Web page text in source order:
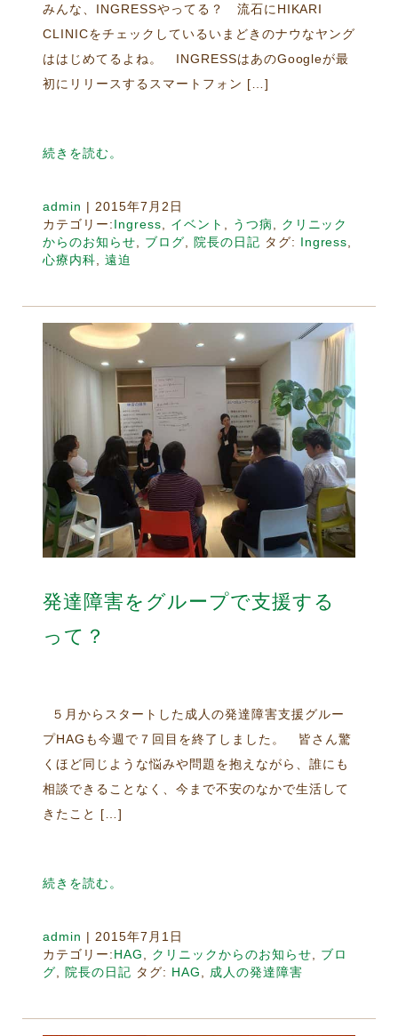
みんな、INGRESSやってる？ 流石にHIKARI
CLINICをチェックしているいまどきのナウなヤング
ははじめてるよね。 INGRESSはあのGoogleが最
初にリリースするスマートフォン […]
続きを読む。
admin | 2015年7月2日
カテゴリー:Ingress イベント うつ病
クリニック
からのお知らせ
ブログ 院長の日記 タグ: Ingress
心療内科
遠迫
発達障害をグループで支援する
って？
５月からスタートした成人の発達障害支援グルー
プHAGも今週で７回目を終了しました。 皆さん驚
くほど同じような悩みや問題を抱えながら、誰にも
相談できることなく、今まで不安のなかで生活して
きたこと […]
続きを読む。
admin | 2015年7月1日
カテゴリー:HAG クリニックからのお知らせ
ブロ
グ
院長の日記 タグ: HAG 成人の発達障害